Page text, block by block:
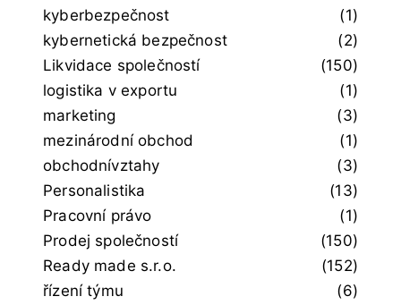
kyberbezpečnost
(1)
kybernetická bezpečnost
(2)
Likvidace společností
(150)
logistika v exportu
(1)
marketing
(3)
mezinárodní obchod
(1)
obchodnívztahy
(3)
Personalistika
(13)
Pracovní právo
(1)
Prodej společností
(150)
Ready made s.r.o.
(152)
řízení týmu
(6)